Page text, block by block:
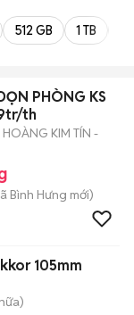
512 GB 1 TB
PHÒNG KS
th
KIM TÍN -
Bình Hưng mới)
105mm